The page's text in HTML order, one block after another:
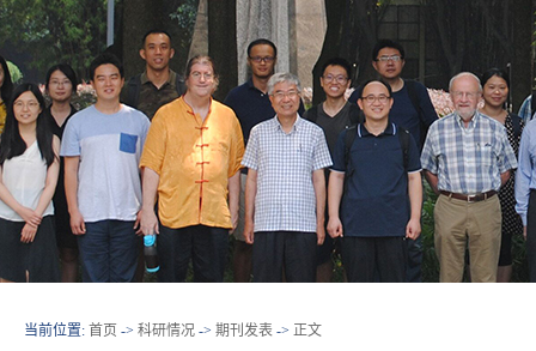
当前位置: 首页 -> 科研情况 -> 期刊发表 -> 正文